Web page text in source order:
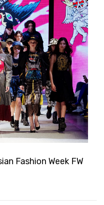
Fashion Week FW